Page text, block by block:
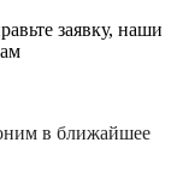
заявку, наши
в ближайшее